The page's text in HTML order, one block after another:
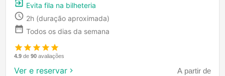
Evita fila na bilheteria
2h (duração aproximada)
Todos os dias da semana
4.9 de 90 avaliações
Ver e reservar
A partir de